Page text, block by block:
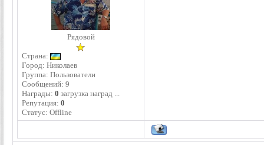
Рядовой
Страна:
Город: Николаев
Группа: Пользователи
Сообщений: 9
Награды: 0 загрузка наград ...
Репутация: 0
Статус: Offline